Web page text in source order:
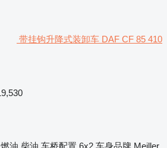
带挂钩升降式装卸车 DAF CF 85 410
燃油 柴油 车桥配置 6x2 车身品牌 Meiller